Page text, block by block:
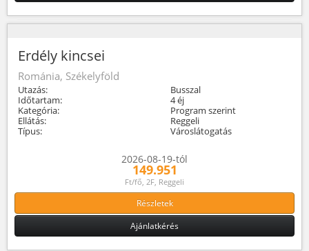
Erdély kincsei
Románia, Székelyföld
Utazás:
Busszal
Időtartam:
4 éj
Kategória:
Program szerint
Ellátás:
Reggeli
Típus:
Városlátogatás
2026-08-19-tól
149.951
Ft/fő, 2F, Reggeli
Részletek
Ajánlatkérés